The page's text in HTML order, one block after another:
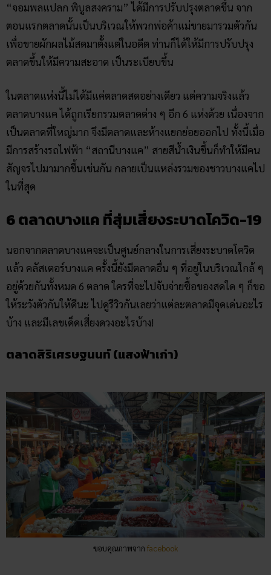
“จอมพลแปลก พิบูลสงคราม” ได้มีการปรับปรุงตลาดขึ้น จาก
ตอนแรกตลาดนั้นเป็นบริเวณให้พวกพ่อค้าแม่ขายมารวมตัวกัน
เพื่อขายผักผลไม้สดมาตั้งแต่ในอดีต ท่านก็ได้ให้มีการปรับปรุง
ตลาดขึ้นให้มีความสะอาด เป็นระเบียบขึ้น
ในตลาดแห่งนี้ไม่ได้มีแค่ตลาดสดอย่างเดียว แต่ความจริงแล้ว
ตลาดบางแค ได้ถูกเรียกรวมตลาดต่าง ๆ อีก 6 แห่งด้วย เนื่องจาก
เป็นตลาดที่ใหญ่มาก จึงมีตลาดและห้างแยกย่อยออกไป ทั้งนี้เมื่อ
มีการสร้างรถไฟฟ้า “สถานีบางแค” สายสีน้ำเงินขึ้นก็ทำให้มีคน
สัญจรไปมามากขึ้นเช่นกัน กลายเป็นแหล่งรวมของชาวบางแคไป
ในที่สุด
6 ตลาดบางแค ที่สุ่มเสี่ยงระบาดโควิด-19
นอกจากตลาดบางแคจะเป็นศูนย์กลางในการเสี่ยงระบาดโควิด
แล้ว คลัสเตอร์บางแค ครั้งนี้ยังมีตลาดอื่น ๆ ที่อยู่ในบริเวณใกล้ ๆ
อยู่ด้วยกันทั้งหมด 6 ตลาด ใครที่จะไปจับจ่ายซื้อของสดใด ๆ ก็ขอ
ให้ระวังตัวกันให้ดีนะ ไปดูรีวิวกันเลยว่าแต่ละตลาดมีจุดเด่นอะไร
บ้าง และมีเลขเด็ดเสี่ยงดวงอะไรบ้าง!
ตลาดสิริเศรษฐนนท์ (แสงฟ้าเก่า)
ขอบคุณภาพจาก facebook